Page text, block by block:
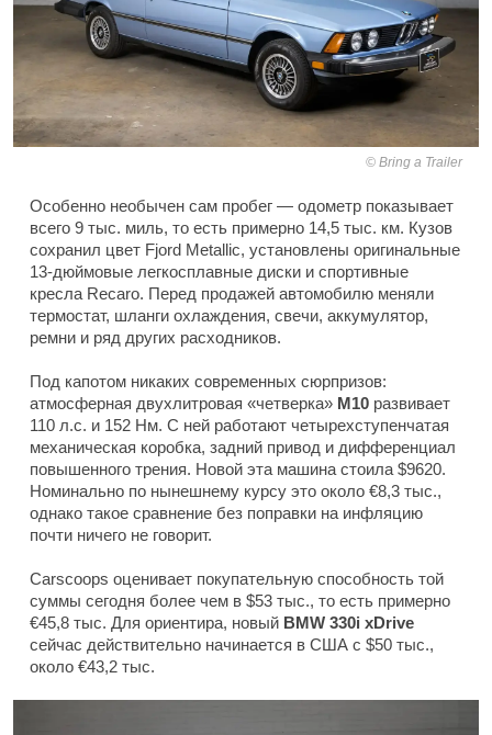
Bring a Trailer
Особенно необычен сам пробег — одометр показывает
всего 9 тыс. миль, то есть примерно 14,5 тыс. км. Кузов
сохранил цвет Fjord Metallic, установлены оригинальные
13-дюймовые легкосплавные диски и спортивные
кресла Recaro. Перед продажей автомобилю меняли
термостат, шланги охлаждения, свечи, аккумулятор,
ремни и ряд других расходников.
Под капотом никаких современных сюрпризов:
атмосферная двухлитровая «четверка» M10 развивает
110 л.с. и 152 Нм. С ней работают четырехступенчатая
механическая коробка, задний привод и дифференциал
повышенного трения. Новой эта машина стоила $9620.
Номинально по нынешнему курсу это около €8,3 тыс.,
однако такое сравнение без поправки на инфляцию
почти ничего не говорит.
Carscoops оценивает покупательную способность той
суммы сегодня более чем в $53 тыс., то есть примерно
€45,8 тыс. Для ориентира, новый BMW 330i xDrive
сейчас действительно начинается в США с $50 тыс.,
около €43,2 тыс.